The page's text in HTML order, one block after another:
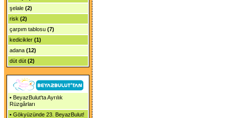
şelale (2)
risk (2)
çarpım tablosu (7)
kedicikler (1)
adana (12)
düt düt (2)
• BeyazBulut'ta Ayrılık
Rüzgârları
• Gökyüzünde 23. BeyazBulut!